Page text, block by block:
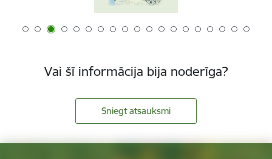
Vai šī informācija bija noderīga?
Sniegt atsauksmi